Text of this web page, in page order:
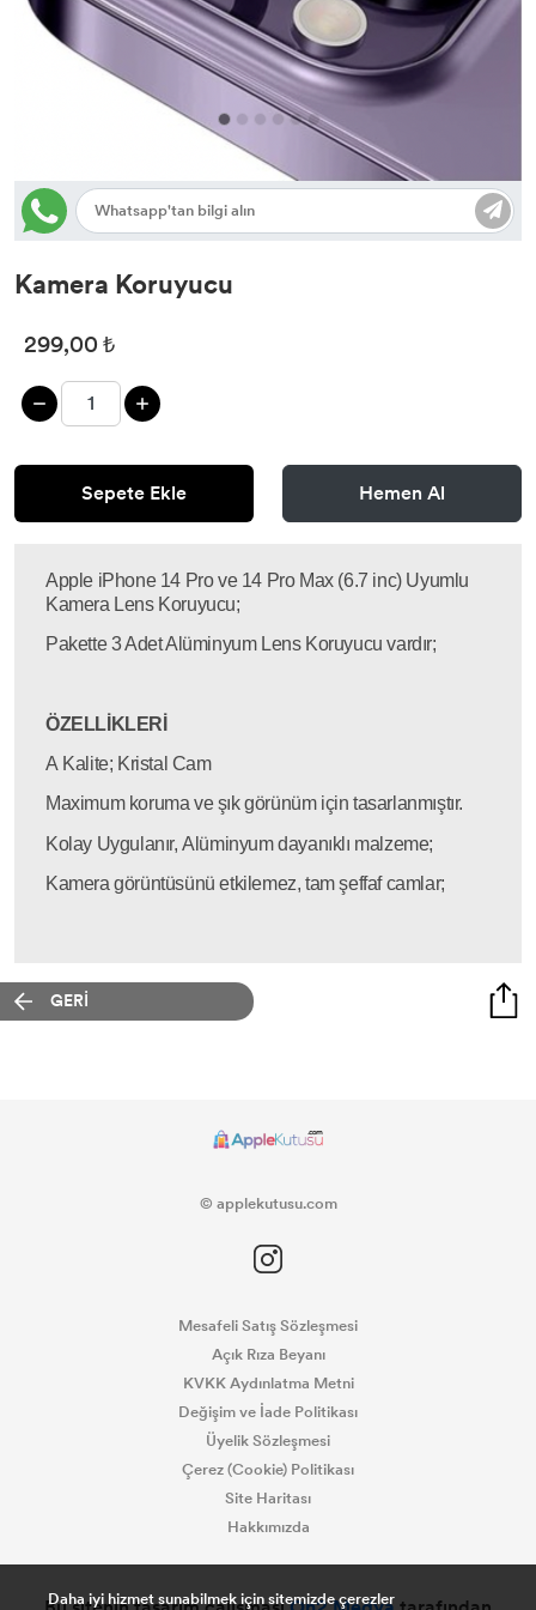
Kamera Koruyucu
299,00 ₺
Sepete Ekle Hemen Al
Apple iPhone 14 Pro ve 14 Pro Max (6.7 inc) Uyumlu
Kamera Lens Koruyucu;
Pakette 3 Adet Alüminyum Lens Koruyucu vardır;
ÖZELLİKLERİ
A Kalite; Kristal Cam
Maximum koruma ve şık görünüm için tasarlanmıştır.
Kolay Uygulanır, Alüminyum dayanıklı malzeme;
Kamera görüntüsünü etkilemez, tam şeffaf camlar;
GERİ
© applekutusu.com
Mesafeli Satış Sözleşmesi
Açık Rıza Beyanı
KVKK Aydınlatma Metni
Değişim ve İade Politikası
Üyelik Sözleşmesi
Çerez (Cookie) Politikası
Site Haritası
Hakkımızda
Daha iyi hizmet sunabilmek için sitemizde çerezler